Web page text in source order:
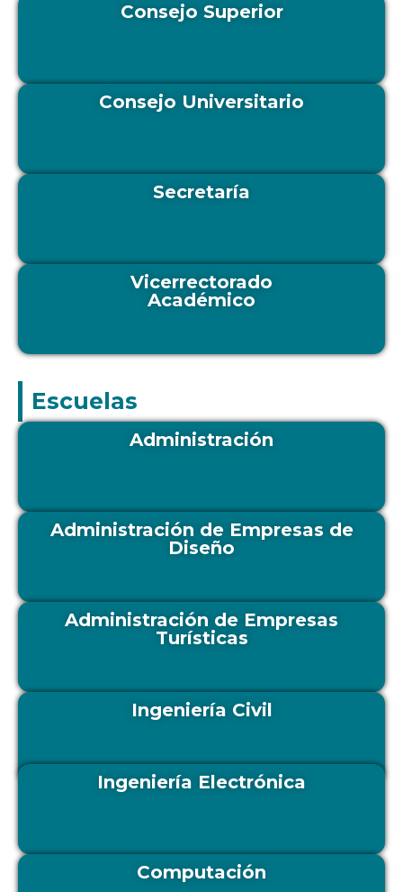
Consejo Superior
Consejo Universitario
Secretaría
Vicerrectorado
Académico
Escuelas
Administración
Administración de Empresas de
Diseño
Administración de Empresas
Turísticas
Ingeniería Civil
Ingeniería Electrónica
Computación